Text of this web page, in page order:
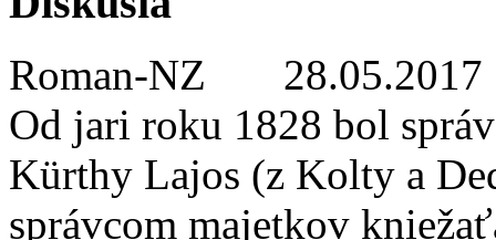
Roman-NZ
Od jari roku 1828 bol
Kürthy Lajos (z Kolty a
správcom majetkov